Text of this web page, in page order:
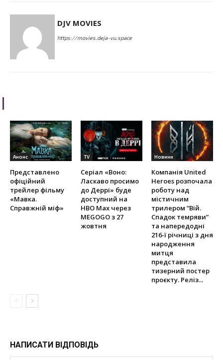
DJV MOVIES
https://movies.deja-vu.space
Анонс
Представлено
офіційний
трейлер фільму
«Мавка.
Справжній міф»
TV
Серіал «Воно:
Ласкаво просимо
до Деррі» буде
доступний на
HBO Max через
MEGOGO з 27
жовтня
Новини
Компанія United
Heroes розпочала
роботу над
містичним
трилером “Вій.
Спадок темряви”
та напередодні
216-ї річниці з дня
народження
митця
представила
тизерний постер
проєкту. Реліз...
НАПИСАТИ ВІДПОВІДЬ